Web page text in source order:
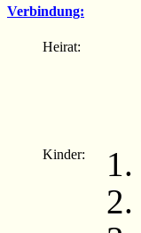
Verbindung:
Heirat:
Kinder: